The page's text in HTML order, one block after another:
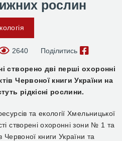
рослин
2640 Поділитись
створено дві перші охоронні
Червоної книги України на
рідкісні рослини.
та екології Хмельницької
створені охоронні зони № 1 та
книги України та